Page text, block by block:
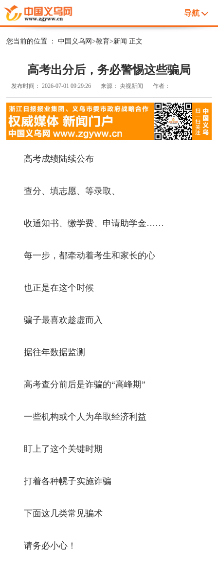
导航
您当前的位置 ：中国义乌网>教育>新闻 正文
高考出分后，务必警惕这些骗局
发布时间：2026-07-01 09:29:26 来源：央视新闻 作者：
高考成绩陆续公布
查分、填志愿、等录取、
收通知书、缴学费、申请助学金……
每一步，都牵动着考生和家长的心
也正是在这个时候
骗子最喜欢趁虚而入
据往年数据监测
高考查分前后是诈骗的“高峰期”
一些机构或个人为牟取经济利益
盯上了这个关键时期
打着各种幌子实施诈骗
下面这几类常见骗术
请务必小心！